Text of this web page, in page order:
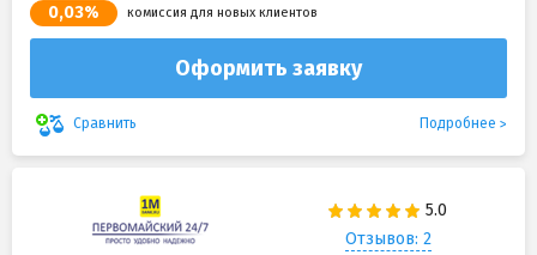
0,03% комиссия для новых клиентов
Оформить заявку
Сравнить Подробнее
Отзывов: 2